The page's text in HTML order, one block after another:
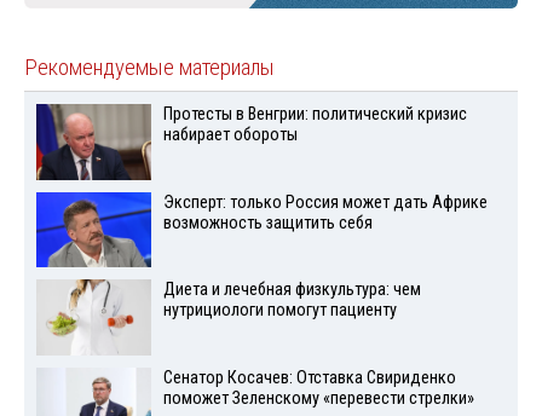
Рекомендуемые материалы
Протесты в Венгрии: политический кризис
набирает обороты
Эксперт: только Россия может дать Африке
возможность защитить себя
Диета и лечебная физкультура: чем
нутрициологи помогут пациенту
Сенатор Косачев: Отставка Свириденко
поможет Зеленскому «перевести стрелки»